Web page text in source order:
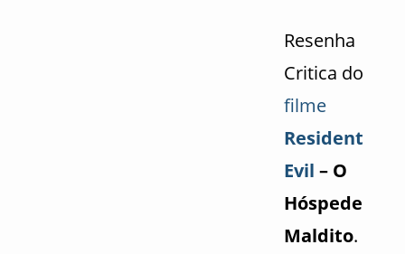
Resenha
Critica do
filme
Resident
Evil – O
Hóspede
Maldito.